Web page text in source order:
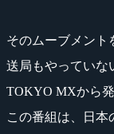
そのムーブメント
送局もやっていな
TOKYO MXから
この番組は、日本